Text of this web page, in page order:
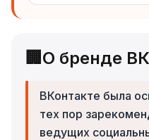
🏢 О бренде
ВКонтакте была
тех пор
ведущих